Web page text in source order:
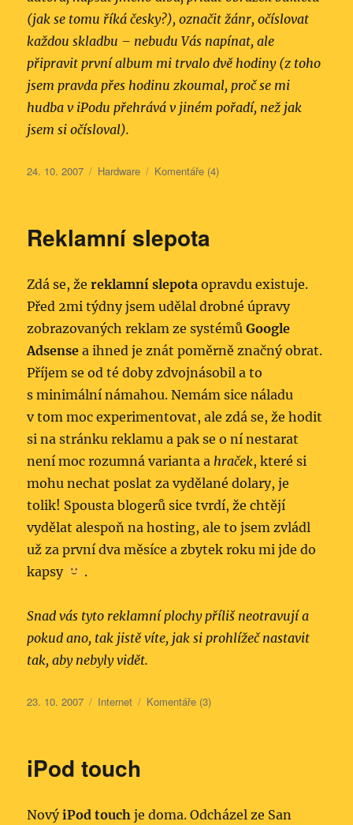
(jak se tomu říká česky?), označit žánr, očíslovat
každou skladbu – nebudu Vás napínat, ale
připravit první album mi trvalo dvě hodiny (z toho
jsem pravda přes hodinu zkoumal, proč se mi
hudba v iPodu přehrává v jiném pořadí, než jak
jsem si očísloval).
Publikováno:
24. 10. 2007 Rubriky:
Hardware Komentáře (4)
Reklamní slepota
Zdá se, žereklamní slepota opravdu existuje.
Před 2mi týdny jsem udělal drobné úpravy
zobrazovaných reklam ze systémůGoogle
Adsense a ihned je znát poměrně značný obrat.
Příjem se od té doby zdvojnásobil a to
s minimální námahou. Nemám sice náladu
v tom moc experimentovat, ale zdá se, že hodit
si na stránku reklamu a pak se o ní nestarat
není moc rozumná varianta a hraček, které si
mohu nechat poslat za vydělané dolary, je
tolik! Spousta blogerů sice tvrdí, že chtějí
vydělat alespoň na hosting, ale to jsem zvládl
už za první dva měsíce a zbytek roku mi jde do
kapsy
.
Snad vás tyto reklamní plochy příliš neotravují a
pokud ano, tak jistě víte, jak si prohlížeč nastavit
tak, aby nebyly vidět.
Publikováno:
23. 10. 2007 Rubriky:
Internet Komentáře (3)
iPod touch
NovýiPod touch je doma. Odcházel ze San